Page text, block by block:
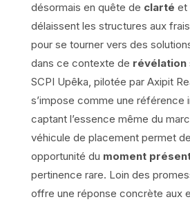
désormais en quête de clarté et
délaissent les structures aux
pour se tourner vers des
dans ce contexte de révélation
SCPI Upêka, pilotée par Axipit
s’impose comme une référence
captant l’essence même du
véhicule de placement permet
opportunité du moment
pertinence rare. Loin des
offre une réponse concrète aux